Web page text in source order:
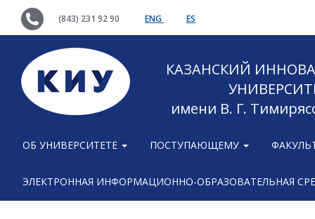
(843) 231 92 90 ENG ES
КАЗАНСКИЙ
имени В. Г.
ОБ УНИВЕРСИТЕТЕ ПОСТУПАЮЩЕМУ
ЭЛЕКТРОННАЯ ИНФОРМАЦИОННО-ОБРАЗОВАТЕЛЬНАЯ